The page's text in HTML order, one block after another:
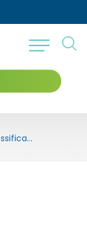
Varzeano define classificados para segunda fase da Série B